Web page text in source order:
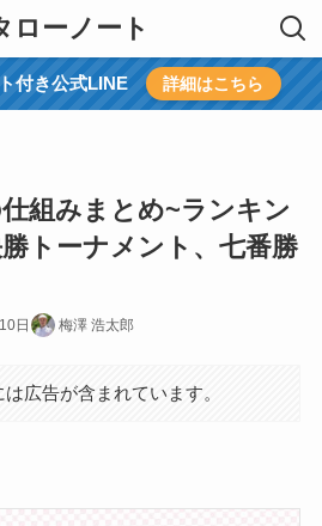
ローノート
付き公式LINE 詳細はこちら
組みまとめ~ランキン
トーナメント、七番勝
日 梅澤 浩太郎
広告が含まれています。